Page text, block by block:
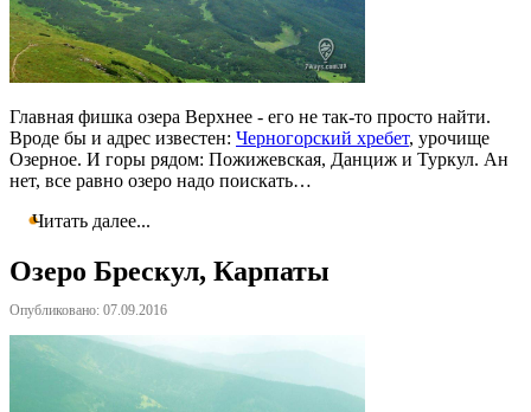
Главная фишка озера Верхнее - его не так-то просто найти.
Вроде бы и адрес известен: Черногорский хребет, урочище
Озерное. И горы рядом: Пожижевская, Данциж и Туркул. Ан
нет, все равно озеро надо поискать…
Читать далее...
Озеро Брескул, Карпаты
Опубликовано: 07.09.2016